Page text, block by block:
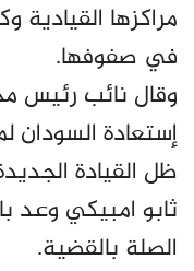
مراكزها القيادية
في صفوفها.
وقال نائب رئيس
إستعادة السودان
ظل القيادة
ثابو امبيكي وعد
الصلة بالقضية.